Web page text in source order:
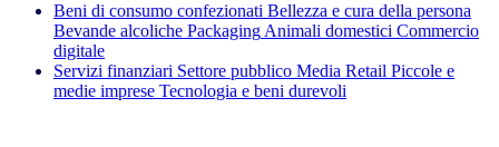
Beni di consumo confezionati Bellezza e cura della persona
Bevande alcoliche Packaging Animali domestici Commercio
digitale
Servizi finanziari Settore pubblico Media Retail Piccole e
medie imprese Tecnologia e beni durevoli